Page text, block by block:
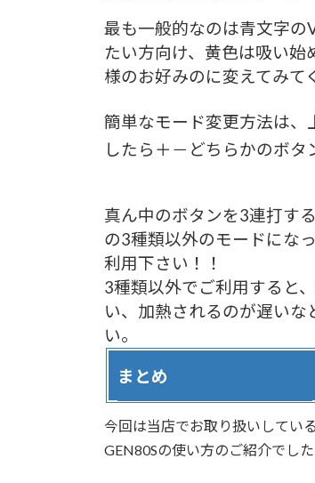
最も一般的なのは青文字の
たい方向け、黄色は吸い
様のお好みのに変えてみて
簡単なモード変更方法は、
したら＋－どちらかのボタ
真ん中のボタンを3連打す
の3種類以外のモードにな
利用下さい！！
3種類以外でご利用すると
い、加熱されるのが遅い
い。
まとめ
今回は当店でお取り扱いしてい
GEN80Sの使い方のご紹介でした